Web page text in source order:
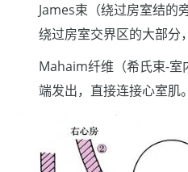
James束（绕过房室结的
绕过房室交界区的大部分
Mahaim纤维（希氏束-室
端发出，直接连接心室肌。